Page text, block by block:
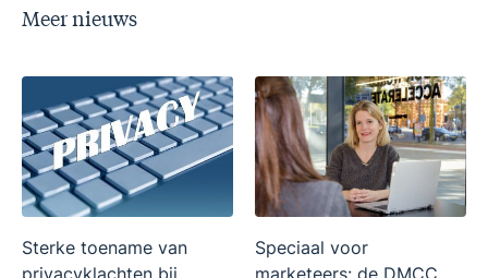
Meer nieuws
Sterke toename van
Speciaal voor